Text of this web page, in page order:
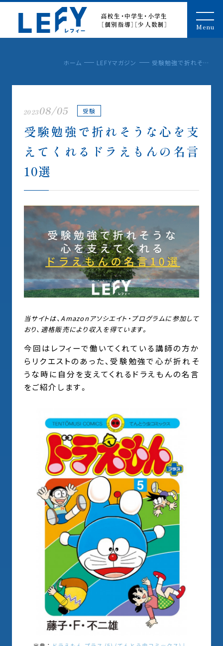
LEFY（レフィー）
高校生・中学生・小学生
［個別指導］［少人数制］
Menu
ホーム LEFYマガジン 受験勉強で折れそうな心を支えてくれるドラえもんの名言10選
202308/05 受験
受験勉強で折れそうな心を支
えてくれるドラえもんの名言
10選
当サイトは、Amazonアソシエイト・プログラムに参加して
おり、適格販売により収入を得ています。
今回はレフィーで働いてくれている講師の方か
らリクエストのあった、受験勉強で心が折れそ
うな時に自分を支えてくれるドラえもんの名言
をご紹介します。